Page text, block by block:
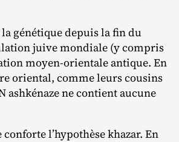
génétique depuis la fin du
juive mondiale (y compris
moyen‐​orientale antique. En
oriental, comme leurs cousins
ashkénaze ne contient aucune
l’hypothèse khazar. En